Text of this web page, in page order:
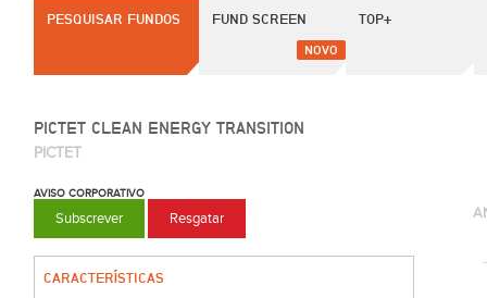
PESQUISAR FUNDOS FUND SCREEN
NOVO
TOP+
PICTET CLEAN ENERGY TRANSITION
PICTET
AVISO CORPORATIVO
Subscrever Resgatar
CARACTERÍSTICAS